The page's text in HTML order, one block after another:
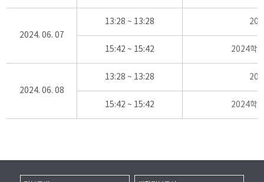
2024. 06. 07
13:28 ~ 13:28
15:42 ~ 15:42 2024학
2024. 06. 08
13:28 ~ 13:28
15:42 ~ 15:42 2024학